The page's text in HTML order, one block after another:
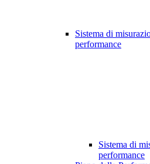
Sistema di
performance
Sistema di
performance